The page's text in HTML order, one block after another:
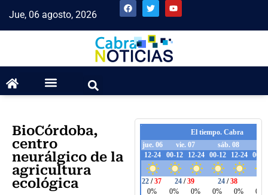
Jue, 06 agosto, 2026
BioCórdoba,
centro
neurálgico de la
agricultura
ecológica